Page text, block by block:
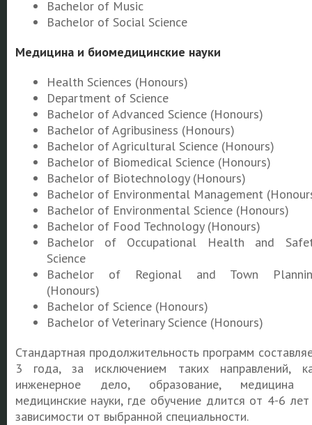
Bachelor of Music
Bachelor of Social Science
Медицина и биомедицинские науки
Health Sciences (Honours)
Department of Science
Bachelor of Advanced Science (Honours)
Bachelor of Agribusiness (Honours)
Bachelor of Agricultural Science (Honours)
Bachelor of Biomedical Science (Honours)
Bachelor of Biotechnology (Honours)
Bachelor of Environmental Management
Bachelor of Environmental Science (Honours)
Bachelor of Food Technology (Honours)
Bachelor of Occupational Health and
Science
Bachelor of Regional and Town
(Honours)
Bachelor of Science (Honours)
Bachelor of Veterinary Science (Honours)
Стандартная продолжительность программ
3 года, за исключением таких направлений,
инженерное дело, образование, медицина
медицинские науки, где обучение длится от 4-6
зависимости от выбранной специальности.